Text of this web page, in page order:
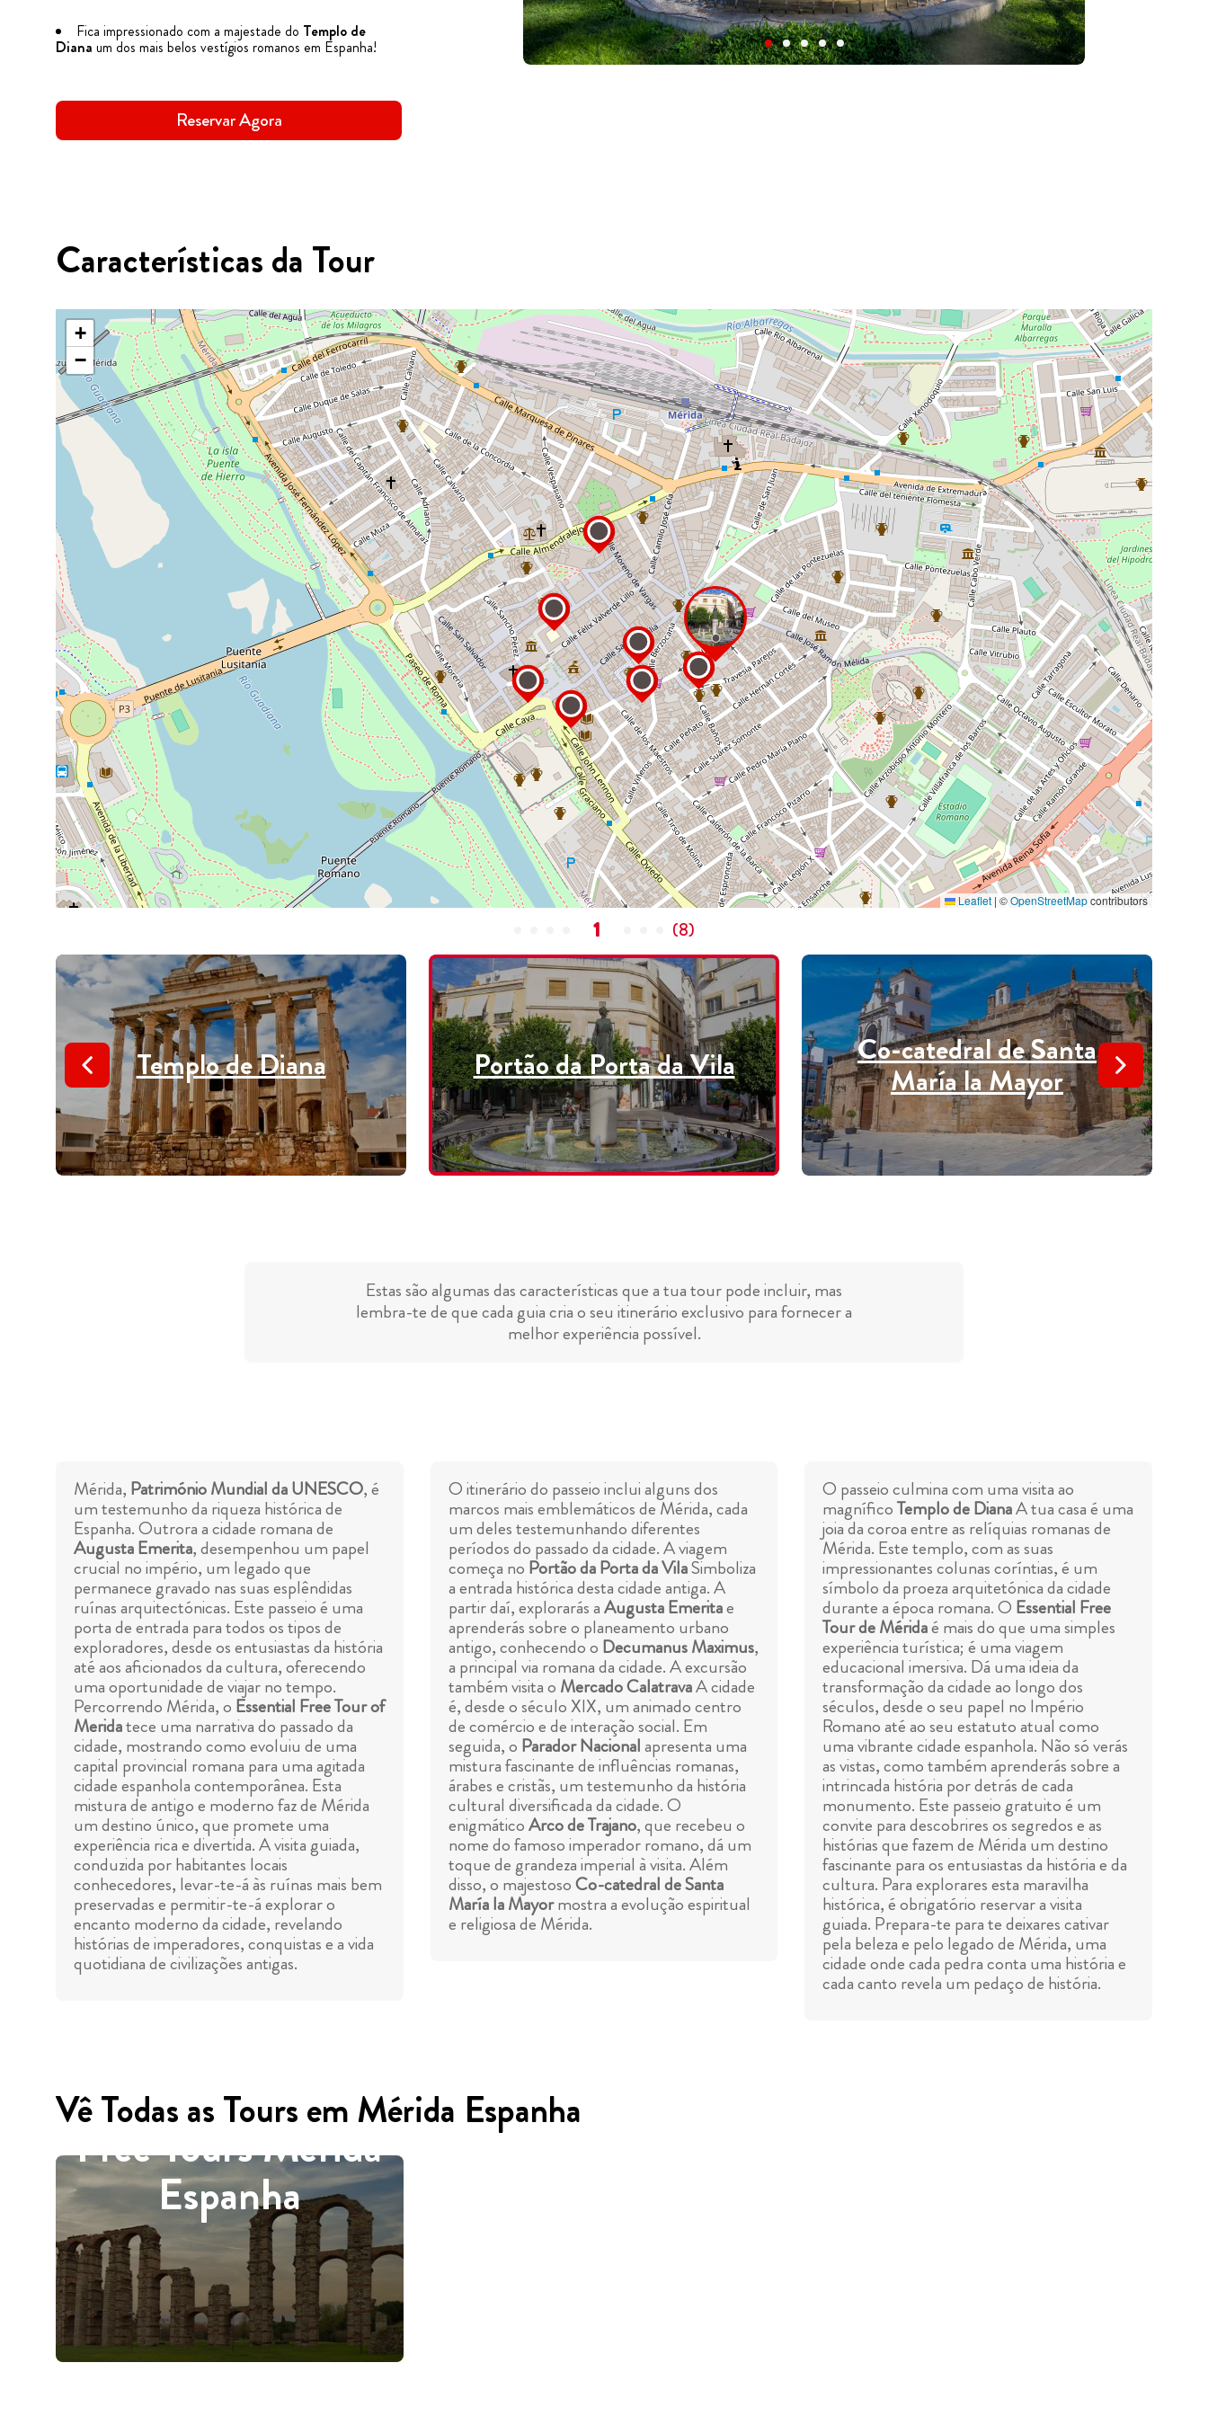
Fica impressionado com a majestade do Templo de
Diana um dos mais belos vestígios romanos em Espanha!
Reservar Agora
Características da Tour
+
−
Leaflet | ©OpenStreetMapcontributors
1 (8)
Templo de Diana Portão da Porta da Vila Co-catedral de Santa
María la Mayor
Estas são algumas das características que a tua tour pode incluir, mas
lembra-te de que cada guia cria o seu itinerário exclusivo para fornecer a
melhor experiência possível.
Mérida, Património Mundial da UNESCO, é
um testemunho da riqueza histórica de
Espanha. Outrora a cidade romana de
Augusta Emerita, desempenhou um papel
crucial no império, um legado que
permanece gravado nas suas esplêndidas
ruínas arquitectónicas. Este passeio é uma
porta de entrada para todos os tipos de
exploradores, desde os entusiastas da história
até aos aficionados da cultura, oferecendo
uma oportunidade de viajar no tempo.
Percorrendo Mérida, o Essential Free Tour of
Meridatece uma narrativa do passado da
cidade, mostrando como evoluiu de uma
capital provincial romana para uma agitada
cidade espanhola contemporânea. Esta
mistura de antigo e moderno faz de Mérida
um destino único, que promete uma
experiência rica e divertida. A visita guiada,
conduzida por habitantes locais
conhecedores, levar-te-á às ruínas mais bem
preservadas e permitir-te-á explorar o
encanto moderno da cidade, revelando
histórias de imperadores, conquistas e a vida
quotidiana de civilizações antigas.
O itinerário do passeio inclui alguns dos
marcos mais emblemáticos de Mérida, cada
um deles testemunhando diferentes
períodos do passado da cidade. A viagem
começa no Portão da Porta da VilaSimboliza
a entrada histórica desta cidade antiga. A
partir daí, explorarás aAugusta Emeritae
aprenderás sobre o planeamento urbano
antigo, conhecendo o Decumanus Maximus,
a principal via romana da cidade. A excursão
também visita o Mercado CalatravaA cidade
é, desde o século XIX, um animado centro
de comércio e de interação social. Em
seguida, o Parador Nacionalapresenta uma
mistura fascinante de influências romanas,
árabes e cristãs, um testemunho da história
cultural diversificada da cidade. O
enigmáticoArco de Trajano, que recebeu o
nome do famoso imperador romano, dá um
toque de grandeza imperial à visita. Além
disso, o majestosoCo-catedral de Santa
María la Mayormostra a evolução espiritual
e religiosa de Mérida.
O passeio culmina com uma visita ao
magníficoTemplo de DianaA tua casa é uma
joia da coroa entre as relíquias romanas de
Mérida. Este templo, com as suas
impressionantes colunas coríntias, é um
símbolo da proeza arquitetónica da cidade
durante a época romana. O Essential Free
Tour de Méridaé mais do que uma simples
experiência turística; é uma viagem
educacional imersiva. Dá uma ideia da
transformação da cidade ao longo dos
séculos, desde o seu papel no Império
Romano até ao seu estatuto atual como
uma vibrante cidade espanhola. Não só verás
as vistas, como também aprenderás sobre a
intrincada história por detrás de cada
monumento. Este passeio gratuito é um
convite para descobrires os segredos e as
histórias que fazem de Mérida um destino
fascinante para os entusiastas da história e da
cultura. Para explorares esta maravilha
histórica, é obrigatório reservar a visita
guiada. Prepara-te para te deixares cativar
pela beleza e pelo legado de Mérida, uma
cidade onde cada pedra conta uma história e
cada canto revela um pedaço de história.
Vê Todas as Tours em Mérida Espanha
Free Tours Mérida
Espanha